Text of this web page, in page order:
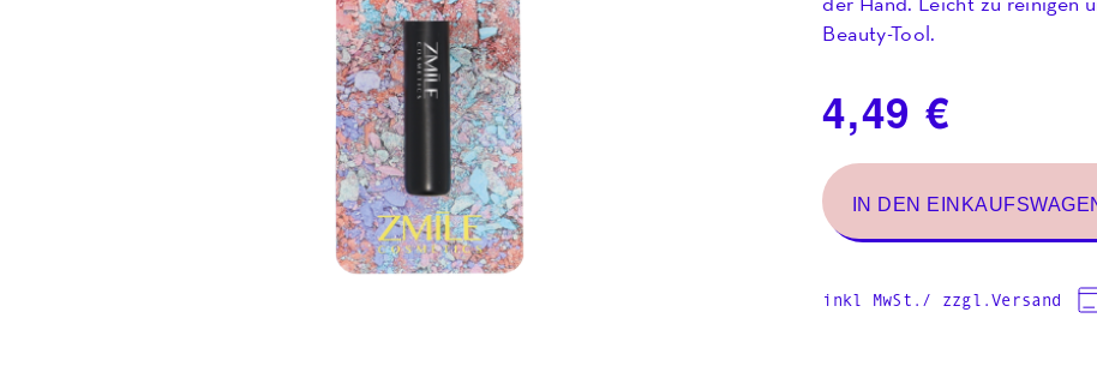
Beauty-Tool.
inkl MwSt./ zzgl.Versand